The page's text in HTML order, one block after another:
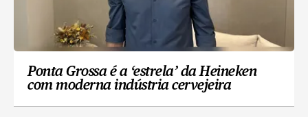
Ponta Grossa é a ‘estrela’ da Heineken
com moderna indústria cervejeira